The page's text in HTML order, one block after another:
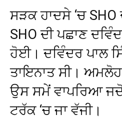
ਸੜਕ ਹਾਦਸੇ ‘ਚ
SHO ਦੀ ਪਛਾਣ
ਹੋਈ। ਦਵਿੰਦਰ ਪਾਲ
ਤਾਇਨਾਤ ਸੀ।
ਉਸ ਸਮੇਂ ਵਾਪਰਿਆ
ਟਰੱਕ ‘ਚ ਜਾ ਵੱਜੀ।